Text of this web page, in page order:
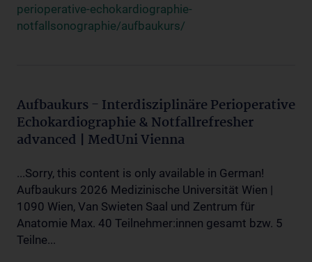
perioperative-echokardiographie-
notfallsonographie/aufbaukurs/
Aufbaukurs - Interdisziplinäre Perioperative
Echokardiographie & Notfallrefresher
advanced | MedUni Vienna
...Sorry, this content is only available in German!
Aufbaukurs 2026 Medizinische Universität Wien |
1090 Wien, Van Swieten Saal und Zentrum für
Anatomie Max. 40 Teilnehmer:innen gesamt bzw. 5
Teilne...